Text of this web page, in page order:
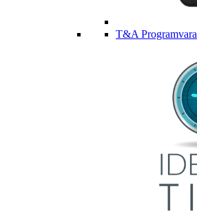
T&A Programvara